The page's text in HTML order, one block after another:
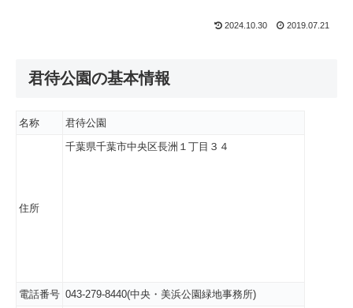
2024.10.30 2019.07.21
君待公園の基本情報
名称 君待公園
住所
千葉県千葉市中央区長洲１丁目３４
電話番号 043-279-8440(中央・美浜公園緑地事務所)